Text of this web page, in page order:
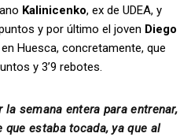
Kalinicenko, ex de UDEA, y
y por último el joven Diego
Huesca, concretamente, que
y 3’9 rebotes.
la semana entera para entrenar,
que estaba tocada, ya que al